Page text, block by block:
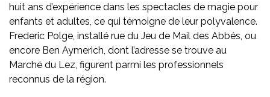
huit ans d’expérience dans les spectacles de magie pour
enfants et adultes, ce qui témoigne de leur polyvalence.
Frederic Polge, installé rue du Jeu de Mail des Abbés, ou
encore Ben Aymerich, dont l’adresse se trouve au
Marché du Lez, figurent parmi les professionnels
reconnus de la région.